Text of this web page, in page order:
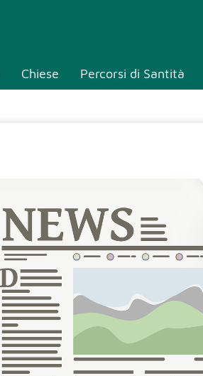
Chiese Percorsi di Santità